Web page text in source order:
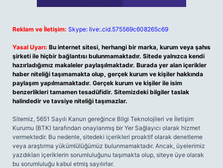
Reklam ve İletişim: Skype: live:.cid.575569c608265c69
Yasal Uyarı: Bu internet sitesi, herhangi bir marka, kurum veya şahıs
şirketi ile hiçbir bağlantısı bulunmamaktadır. Sitede yalnızca kendi
hazırladığımız makaleler paylaşılmaktadır. Burada yer alan içerikler
haber niteliği taşımamakta olup, gerçek kurum ve kişiler hakkında
paylaşım yapılmamaktadır. Gerçek kurum ve kişiler ile isim
benzerlikleri tamamen tesadüfidir. Sitemizdeki bilgiler taslak
halindedir ve tavsiye niteliği taşımazlar.
Sitemiz, 5651 Sayılı Kanun gereğince Bilgi Teknolojileri ve İletişim
Kurumu (BTK) tarafından onaylanmış bir Yer Sağlayıcı olarak hizmet
vermektedir. Bu nedenle, sitedeki içerikleri proaktif olarak denetleme
veya araştırma yükümlülüğümüz bulunmamaktadır. Ancak, üyelerimiz
yazdıkları içeriklerin sorumluluğunu taşımakta olup, siteye üye olarak
bu sorumluluğu kabul etmiş sayılırlar.